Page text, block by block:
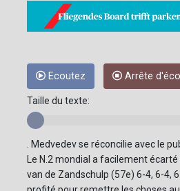
Ecoutez Arrête
Taille du texte:
. Medvedev se réconcilie avec le
Le N.2 mondial a facilement
van de Zandschulp (57e) 6-4, 6-4,